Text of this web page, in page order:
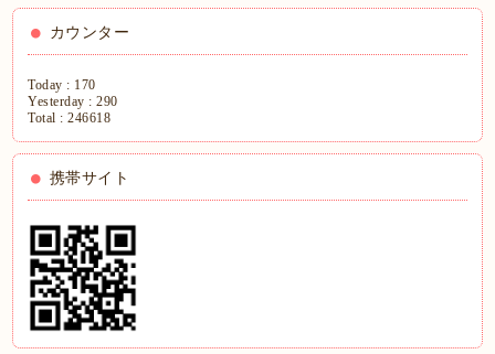
カウンター
Today : 170
Yesterday :290
Total :246618
携帯サイト